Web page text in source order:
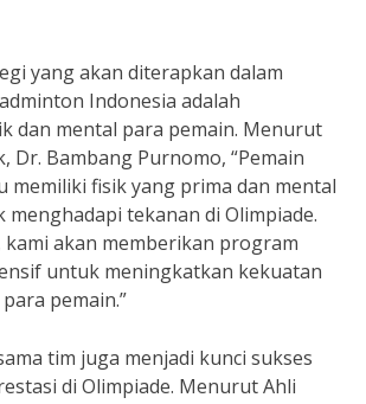
yang akan diterapkan dalam
Indonesia adalah
dan mental para pemain. Menurut
Dr. Bambang Purnomo, “Pemain
memiliki fisik yang prima dan mental
tekanan di Olimpiade.
akan memberikan program
untuk meningkatkan kekuatan
pemain.”
tim juga menjadi kunci sukses
di Olimpiade. Menurut Ahli